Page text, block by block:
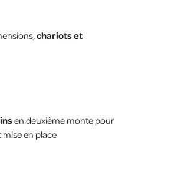
chariots et
en deuxième monte pour
mise en place